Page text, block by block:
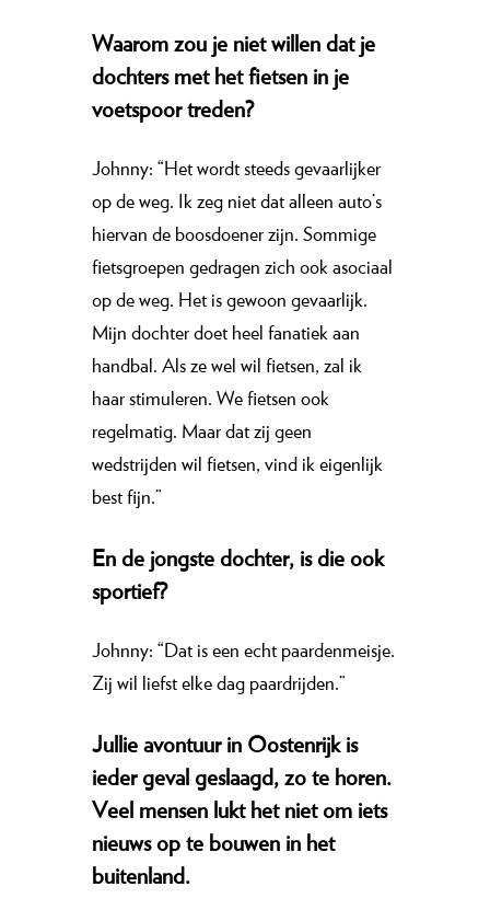
Waarom zou je niet willen dat je
dochters met het fietsen in je
voetspoor treden?
Johnny: “Het wordt steeds gevaarlijker
op de weg. Ik zeg niet dat alleen auto’s
hiervan de boosdoener zijn. Sommige
fietsgroepen gedragen zich ook asociaal
op de weg. Het is gewoon gevaarlijk.
Mijn dochter doet heel fanatiek aan
handbal. Als ze wel wil fietsen, zal ik
haar stimuleren. We fietsen ook
regelmatig. Maar dat zij geen
wedstrijden wil fietsen, vind ik eigenlijk
best fijn.”
En de jongste dochter, is die ook
sportief?
Johnny: “Dat is een echt paardenmeisje.
Zij wil liefst elke dag paardrijden.”
Jullie avontuur in Oostenrijk is
ieder geval geslaagd, zo te horen.
Veel mensen lukt het niet om iets
nieuws op te bouwen in het
buitenland.